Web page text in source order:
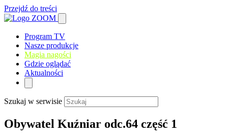
Przejdź do treści
Program TV
Nasze produkcje
Magia nagości
Gdzie oglądać
Aktualności
Szukaj w serwisie
Obywatel Kuźniar odc.64 część 1